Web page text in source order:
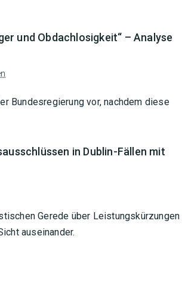
und Obdachlosigkeit“ – Analyse
Bundesregierung vor, nachdem diese
in Dublin-Fällen mit
Gerede über Leistungskürzungen
auseinander.